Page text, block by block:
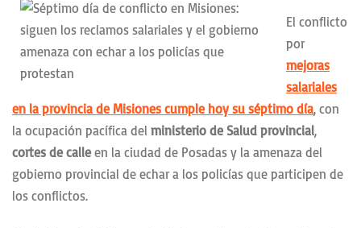
El conflicto
por
mejoras
salariales
en la provincia de Misiones cumple hoy su séptimo día, con
la ocupación pacífica del ministerio de Salud provincial,
cortes de calleen la ciudad de Posadas y la amenaza del
gobierno provincial de echar a los policías que participen de
los conflictos.